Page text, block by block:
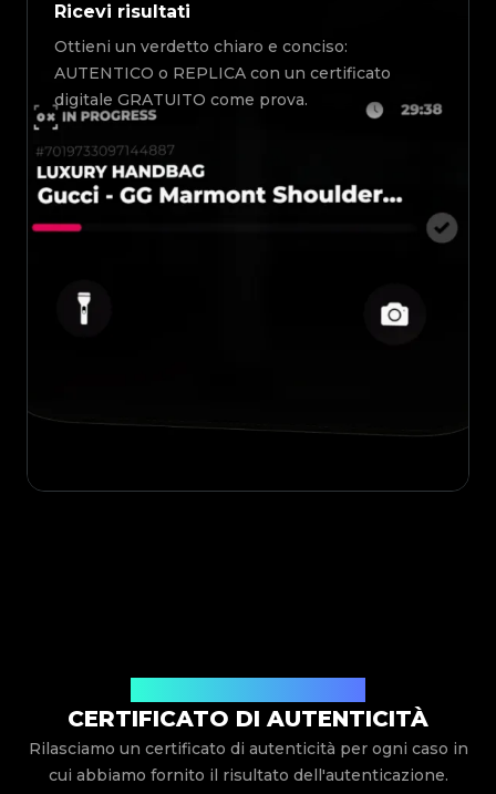
Ricevi risultati
Ottieni un verdetto chiaro e conciso:
AUTENTICO o REPLICA con un certificato
digitale GRATUITO come prova.
CERTIFICATO DI AUTENTICITÀ
Rilasciamo un certificato di autenticità per ogni caso in
cui abbiamo fornito il risultato dell'autenticazione.